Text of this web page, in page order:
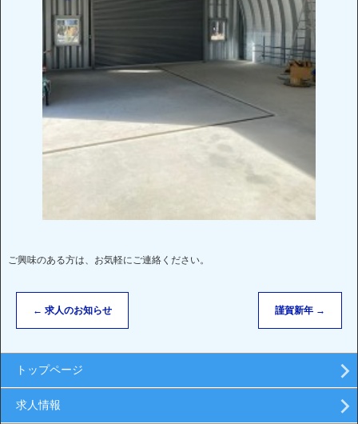
ご興味のある方は、お気軽にご連絡ください。
← 求人のお知らせ 謹賀新年 →
トップページ
求人情報